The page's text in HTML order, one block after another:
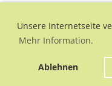
Unsere Internetseite
Mehr Information.
Ablehnen